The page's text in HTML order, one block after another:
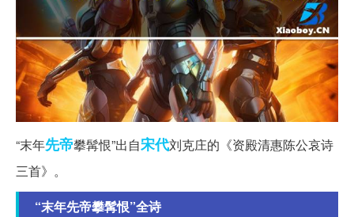
“末年先帝攀髯恨”出自宋代刘克庄的《资殿清惠陈公哀诗
三首》。
“末年先帝攀髯恨”全诗